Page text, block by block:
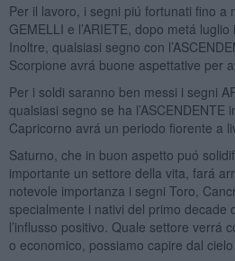
Per il lavoro, i segni piú fortunati fino a
GEMELLI e l’ARIETE, dopo metá luglio
Inoltre, qualsiasi segno con
Scorpione avrá buone aspettative per
Per i soldi saranno ben messi i segni
qualsiasi segno se ha l’ASCENDENTE
Capricorno avrá un periodo fiorente a
Saturno, che in buon aspetto puó
importante un settore della vita, fará
notevole importanza i segni Toro,
specialmente i nativi del primo decade
l’influsso positivo. Quale settore verrá
o economico, possiamo capire dal